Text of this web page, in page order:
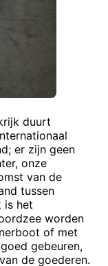
duurt
er zijn geen
onze
van de
tussen
is het
worden
of met
gebeuren,
de goederen.